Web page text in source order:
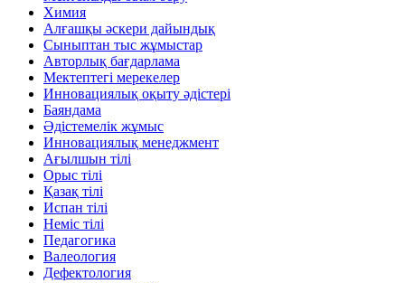
Химия
Алғашқы әскери дайындық
Сыныптан тыс жұмыстар
Авторлық бағдарлама
Мектептегі мерекелер
Инновациялық оқыту әдістері
Баяндама
Әдістемелік жұмыс
Инновациялық менеджмент
Ағылшын тілі
Орыс тілі
Қазақ тілі
Испан тілі
Неміс тілі
Педагогика
Валеология
Дефектология